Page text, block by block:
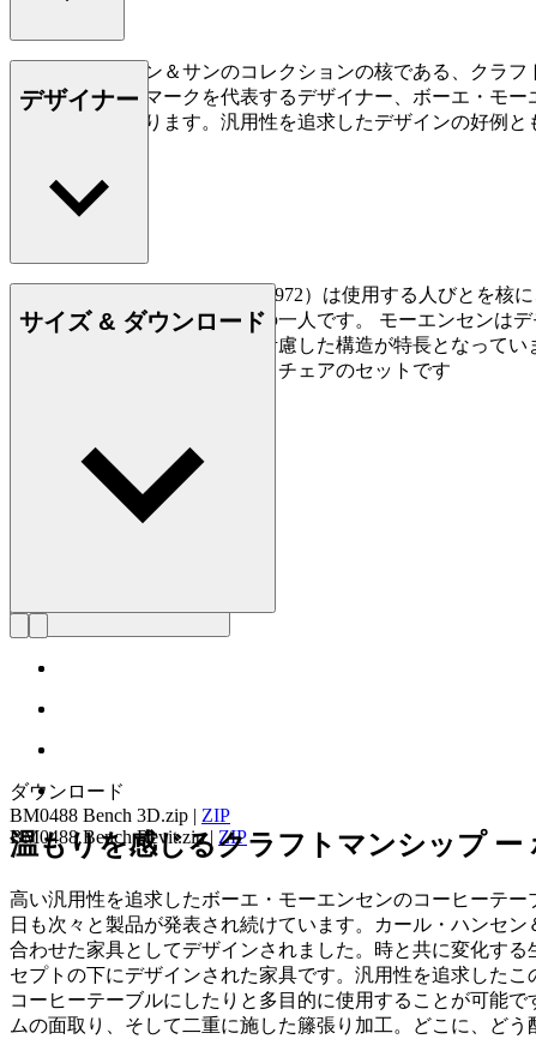
カール・ハンセン＆サンのコレクションの核である、クラ
され続けるデンマークを代表するデザイナー、ボーエ・モ
高い完成度を誇ります。汎用性を追求したデザインの好例
デザイナー
ボーエ・モーエンセン（1914-1972）は使用する人びとを
きな影響力を残すデザイナーの一人です。 モーエンセンは
れも控えめな美学と耐久性を考慮した構造が特長となって
ハンティングテーブルやデッキチェアのセットです
サイズ & ダウンロード
ダウンロード
BM0488 Bench 3D.zip | ZIP
BM0488 Bench Revit.zip| ZIP
温もりを感じるクラフトマンシップ
高い汎用性を追求したボーエ・モーエンセンのコーヒーテ
日も次々と製品が発表され続けています。カール・ハンセ
合わせた家具としてデザインされました。時と共に変化す
セプトの下にデザインされた家具です。汎用性を追求した
コーヒーテーブルにしたりと多目的に使用することが可能
ムの面取り、そして二重に施した籐張り加工。どこに、ど